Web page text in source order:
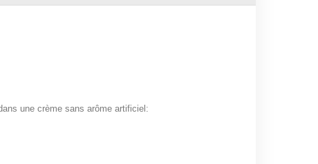
une crème sans arôme artificiel: